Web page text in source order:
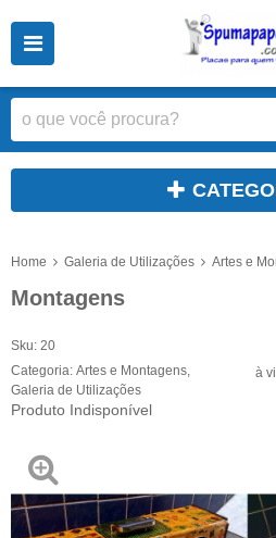
Home Galeria de Utilizações Artes e
Montagens
Sku: 20
Categoria: Artes e Montagens
Galeria de Utilizações
Produto Indisponível
à